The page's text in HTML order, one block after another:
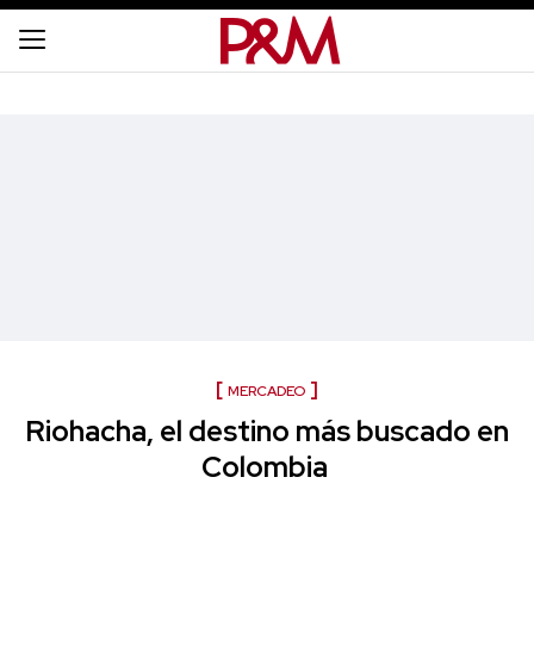
MERCADEO
Riohacha, el destino más buscado en
Colombia